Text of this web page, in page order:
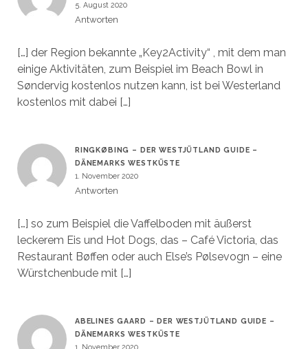
5. August 2020
Antworten
[…] der Region bekannte „Key2Activity“ , mit dem man
einige Aktivitäten, zum Beispiel im Beach Bowl in
Søndervig kostenlos nutzen kann, ist bei Westerland
kostenlos mit dabei […]
RINGKØBING – DER WESTJÜTLAND GUIDE –
DÄNEMARKS WESTKÜSTE
1. November 2020
Antworten
[…] so zum Beispiel die Vaffelboden mit äußerst
leckerem Eis und Hot Dogs, das – Café Victoria, das
Restaurant Bøffen oder auch Else’s Pølsevogn – eine
Würstchenbude mit […]
ABELINES GAARD – DER WESTJÜTLAND GUIDE –
DÄNEMARKS WESTKÜSTE
1. November 2020